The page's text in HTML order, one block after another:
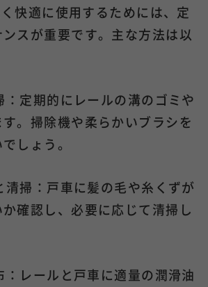
快適に使用するためには、定
スが重要です。主な方法は以
：定期的にレールの溝のゴミや
。掃除機や柔らかいブラシを
しょう。
掃：戸車に髪の毛や糸くずが
確認し、必要に応じて清掃し
レールと戸車に適量の潤滑油